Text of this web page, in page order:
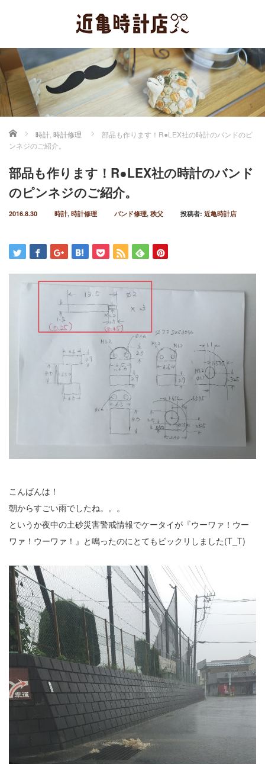
ホーム 時計 時計修理
部品も作ります！R●LEX社の時計のバンドのピ
ンネジのご紹介。
部品も作ります！R●LEX社の時計のバンド
のピンネジのご紹介。
2016.8.30 時計, 時計修理 バンド修理, 秩父 投稿者: 近亀時計店
こんばんは！
朝からすごい雨でしたね。。。
というか夜中の土砂災害警戒情報でケータイが『ウーワァ！ウー
ワァ！ウーワァ！』と鳴ったのにとてもビックリしました(T_T)